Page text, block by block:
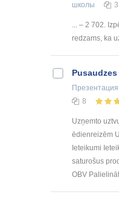
школы
3
... – 2 702.
redzams, ka
Pusaudzes
Презентация
8
Uzņemto
ēdienreizēm
Ieteikumi
saturošus
OBV